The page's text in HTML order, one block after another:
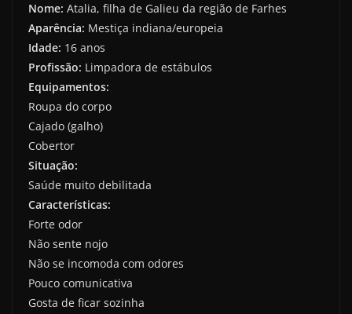
Nome: Atalia, filha de Galieu da região de Farhes
Aparência: Mestiça indiana/europeia
Idade: 16 anos
Profissão: Limpadora de estábulos
Equipamentos:
Roupa do corpo
Cajado (galho)
Cobertor
Situação:
Saúde muito debilitada
Características:
Forte odor
Não sente nojo
Não se incomoda com odores
Pouco comunicativa
Gosta de ficar sozinha